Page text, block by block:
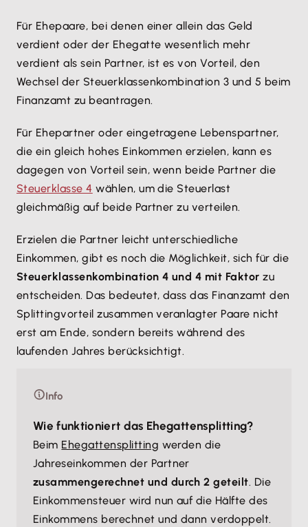
Für Ehepaare, bei denen einer allein das Geld
verdient oder der Ehegatte wesentlich mehr
verdient als sein Partner, ist es von Vorteil, den
Wechsel der Steuerklassenkombination 3 und 5 beim
Finanzamt zu beantragen.
Für Ehepartner oder eingetragene Lebenspartner,
die ein gleich hohes Einkommen erzielen, kann es
dagegen von Vorteil sein, wenn beide Partner die
Steuerklasse 4 wählen, um die Steuerlast
gleichmäßig auf beide Partner zu verteilen.
Erzielen die Partner leicht unterschiedliche
Einkommen, gibt es noch die Möglichkeit, sich für die
Steuerklassenkombination 4 und 4 mit Faktor zu
entscheiden. Das bedeutet, dass das Finanzamt den
Splittingvorteil zusammen veranlagter Paare nicht
erst am Ende, sondern bereits während des
laufenden Jahres berücksichtigt.
Info
Wie funktioniert das Ehegattensplitting?
Beim Ehegattensplitting werden die
Jahreseinkommen der Partner
zusammengerechnet und durch 2 geteilt. Die
Einkommensteuer wird nun auf die Hälfte des
Einkommens berechnet und dann verdoppelt.